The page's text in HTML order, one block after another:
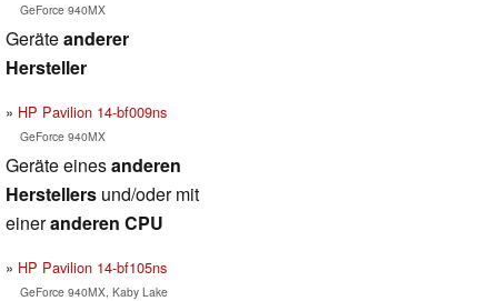
GeForce 940MX
Geräteanderer
Hersteller
HP Pavilion 14-bf009ns
GeForce 940MX
Geräte einesanderen
Herstellers und/oder mit
eineranderen CPU
HP Pavilion 14-bf105ns
GeForce 940MX, Kaby Lake